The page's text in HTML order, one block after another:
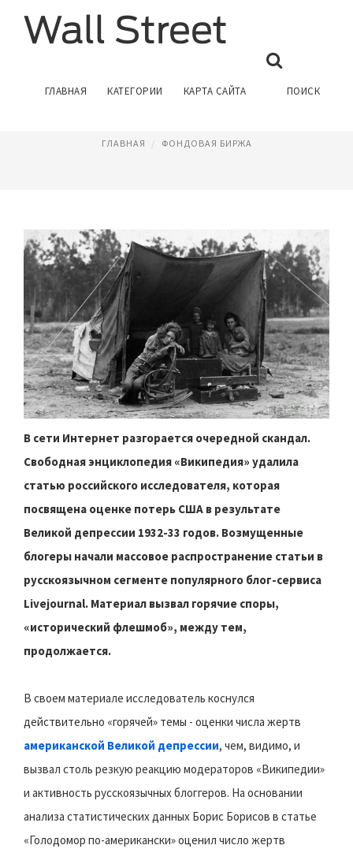
ГЛАВНАЯ КАТЕГОРИИ КАРТА САЙТА ПОИСК
ГОЛОДОМОР В США
ГЛАВНАЯ ФОНДОВАЯ БИРЖА
В сети Интернет разгорается очередной скандал.
Свободная энциклопедия «Википедия» удалила
статью российского исследователя, которая
посвящена оценке потерь США в результате
Великой депрессии 1932-33 годов. Возмущенные
блогеры начали массовое распространение статьи в
русскоязычном сегменте популярного блог-сервиса
Livejournal. Материал вызвал горячие споры,
«исторический флешмоб», между тем,
продолжается.
В своем материале исследователь коснулся
действительно «горячей» темы - оценки числа жертв
американской Великой депрессии, чем, видимо, и
вызвал столь резкую реакцию модераторов «Википедии»
и активность русскоязычных блоггеров. На основании
анализа статистических данных Борис Борисов в статье
«Голодомор по-американски» оценил число жертв